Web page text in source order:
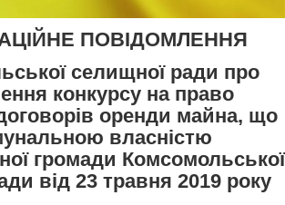
ПОВІДОМЛЕННЯ
селищної ради про
конкурсу на право
оренди майна, що
власністю
громади Комсомольської
від 23 травня 2019 року